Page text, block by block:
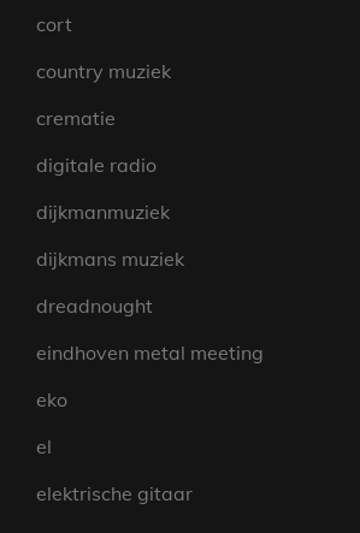
cort
country muziek
crematie
digitale radio
dijkmanmuziek
dijkmans muziek
dreadnought
eindhoven metal meeting
eko
el
elektrische gitaar